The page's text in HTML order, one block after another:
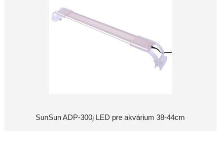
SunSun ADP-300j LED pre akvárium 38-44cm